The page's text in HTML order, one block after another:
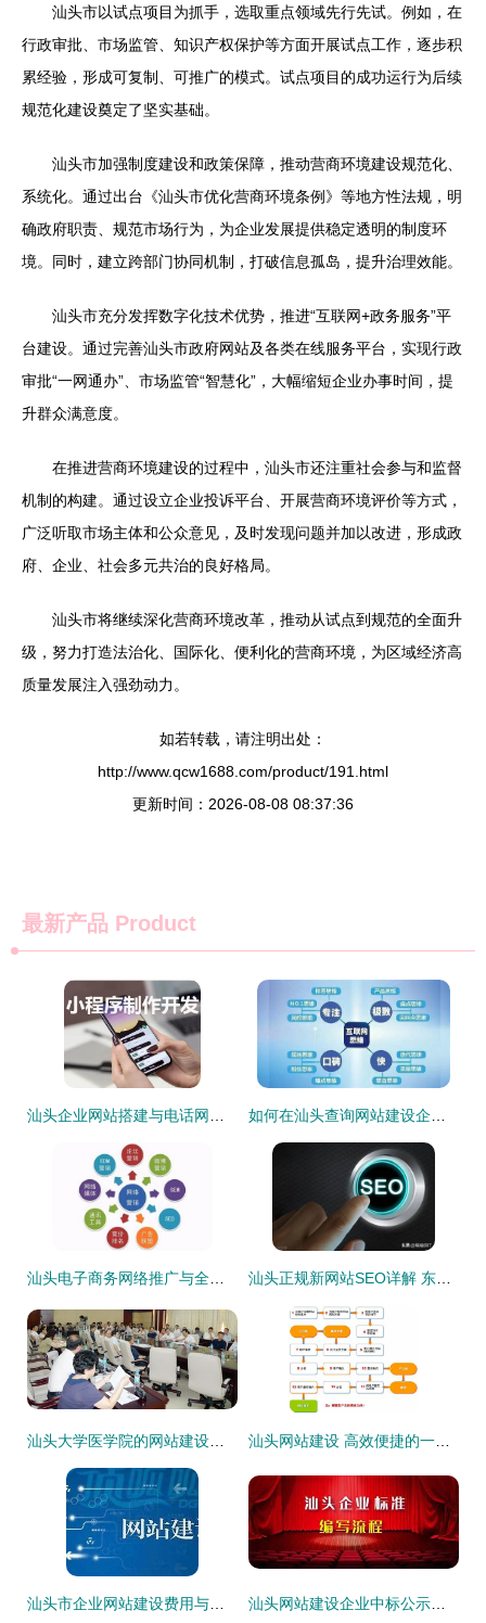
汕头市以试点项目为抓手，选取重点领域先行先试。例如，在
行政审批、市场监管、知识产权保护等方面开展试点工作，逐步积
累经验，形成可复制、可推广的模式。试点项目的成功运行为后续
规范化建设奠定了坚实基础。
汕头市加强制度建设和政策保障，推动营商环境建设规范化、
系统化。通过出台《汕头市优化营商环境条例》等地方性法规，明
确政府职责、规范市场行为，为企业发展提供稳定透明的制度环
境。同时，建立跨部门协同机制，打破信息孤岛，提升治理效能。
汕头市充分发挥数字化技术优势，推进“互联网+政务服务”平
台建设。通过完善汕头市政府网站及各类在线服务平台，实现行政
审批“一网通办”、市场监管“智慧化”，大幅缩短企业办事时间，提
升群众满意度。
在推进营商环境建设的过程中，汕头市还注重社会参与和监督
机制的构建。通过设立企业投诉平台、开展营商环境评价等方式，
广泛听取市场主体和公众意见，及时发现问题并加以改进，形成政
府、企业、社会多元共治的良好格局。
汕头市将继续深化营商环境改革，推动从试点到规范的全面升
级，努力打造法治化、国际化、便利化的营商环境，为区域经济高
质量发展注入强劲动力。
如若转载，请注明出处：
http://www.qcw1688.com/product/191.html
更新时间：2026-08-08 08:37:36
最新产品 Product